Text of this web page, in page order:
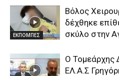
ΕΚΠΟΜΠΕΣ
Βόλος
δέχθηκε
σκύλο στην
Ο Τομεάρχης
ΕΛ.Α.Σ